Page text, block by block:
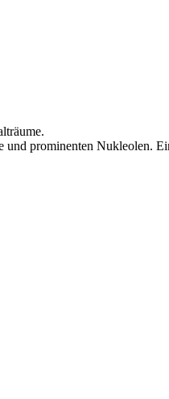
prominenten Nukleolen.